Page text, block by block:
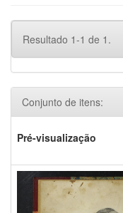
Resultado 1-1 de 1.
Conjunto de itens:
Pré-visualização